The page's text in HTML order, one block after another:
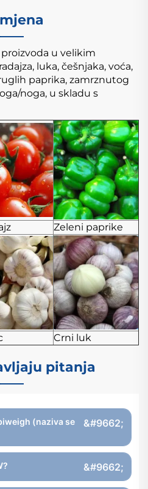
u velikim
luka, češnjaka, voća,
paprika, zamrznutog
noga, u skladu s
Zeleni paprike
Crni luk
pitanja
(naziva se